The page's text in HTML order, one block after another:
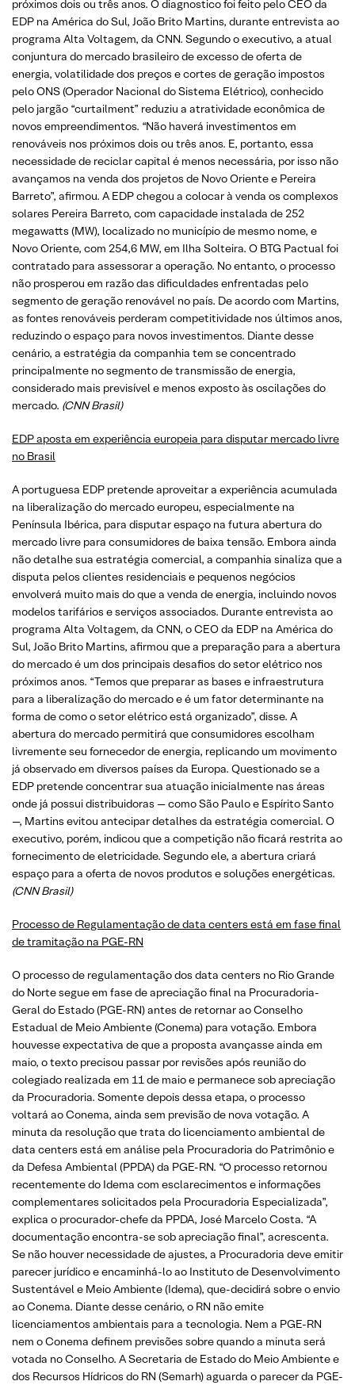
próximos dois ou três anos. O diagnostico foi feito pelo CEO da
EDP na América do Sul, João Brito Martins, durante entrevista ao
programa Alta Voltagem, da CNN. Segundo o executivo, a atual
conjuntura do mercado brasileiro de excesso de oferta de
energia, volatilidade dos preços e cortes de geração impostos
pelo ONS (Operador Nacional do Sistema Elétrico), conhecido
pelo jargão “curtailment” reduziu a atratividade econômica de
novos empreendimentos. “Não haverá investimentos em
renováveis nos próximos dois ou três anos. E, portanto, essa
necessidade de reciclar capital é menos necessária, por isso não
avançamos na venda dos projetos de Novo Oriente e Pereira
Barreto”, afirmou. A EDP chegou a colocar à venda os complexos
solares Pereira Barreto, com capacidade instalada de 252
megawatts (MW), localizado no município de mesmo nome, e
Novo Oriente, com 254,6 MW, em Ilha Solteira. O BTG Pactual foi
contratado para assessorar a operação. No entanto, o processo
não prosperou em razão das dificuldades enfrentadas pelo
segmento de geração renovável no país. De acordo com Martins,
as fontes renováveis perderam competitividade nos últimos anos,
reduzindo o espaço para novos investimentos. Diante desse
cenário, a estratégia da companhia tem se concentrado
principalmente no segmento de transmissão de energia,
considerado mais previsível e menos exposto às oscilações do
mercado. (CNN Brasil)
EDP aposta em experiência europeia para disputar mercado livre
no Brasil
A portuguesa EDP pretende aproveitar a experiência acumulada
na liberalização do mercado europeu, especialmente na
Península Ibérica, para disputar espaço na futura abertura do
mercado livre para consumidores de baixa tensão. Embora ainda
não detalhe sua estratégia comercial, a companhia sinaliza que a
disputa pelos clientes residenciais e pequenos negócios
envolverá muito mais do que a venda de energia, incluindo novos
modelos tarifários e serviços associados. Durante entrevista ao
programa Alta Voltagem, da CNN, o CEO da EDP na América do
Sul, João Brito Martins, afirmou que a preparação para a abertura
do mercado é um dos principais desafios do setor elétrico nos
próximos anos. “Temos que preparar as bases e infraestrutura
para a liberalização do mercado e é um fator determinante na
forma de como o setor elétrico está organizado”, disse. A
abertura do mercado permitirá que consumidores escolham
livremente seu fornecedor de energia, replicando um movimento
já observado em diversos países da Europa. Questionado se a
EDP pretende concentrar sua atuação inicialmente nas áreas
onde já possui distribuidoras — como São Paulo e Espírito Santo
—, Martins evitou antecipar detalhes da estratégia comercial. O
executivo, porém, indicou que a competição não ficará restrita ao
fornecimento de eletricidade. Segundo ele, a abertura criará
espaço para a oferta de novos produtos e soluções energéticas.
(CNN Brasil)
Processo de Regulamentação de data centers está em fase final
de tramitação na PGE-RN
O processo de regulamentação dos data centers no Rio Grande
do Norte segue em fase de apreciação final na Procuradoria-
Geral do Estado (PGE-RN) antes de retornar ao Conselho
Estadual de Meio Ambiente (Conema) para votação. Embora
houvesse expectativa de que a proposta avançasse ainda em
maio, o texto precisou passar por revisões após reunião do
colegiado realizada em 11 de maio e permanece sob apreciação
da Procuradoria. Somente depois dessa etapa, o processo
voltará ao Conema, ainda sem previsão de nova votação. A
minuta da resolução que trata do licenciamento ambiental de
data centers está em análise pela Procuradoria do Patrimônio e
da Defesa Ambiental (PPDA) da PGE-RN. “O processo retornou
recentemente do Idema com esclarecimentos e informações
complementares solicitados pela Procuradoria Especializada”,
explica o procurador-chefe da PPDA, José Marcelo Costa. “A
documentação encontra-se sob apreciação final”, acrescenta.
Se não houver necessidade de ajustes, a Procuradoria deve emitir
parecer jurídico e encaminhá-lo ao Instituto de Desenvolvimento
Sustentável e Meio Ambiente (Idema), que-decidirá sobre o envio
ao Conema. Diante desse cenário, o RN não emite
licenciamentos ambientais para a tecnologia. Nem a PGE-RN
nem o Conema definem previsões sobre quando a minuta será
votada no Conselho. A Secretaria de Estado do Meio Ambiente e
dos Recursos Hídricos do RN (Semarh) aguarda o parecer da PGE-